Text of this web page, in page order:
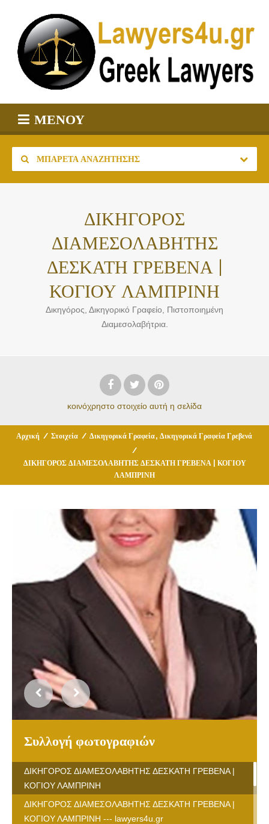
ΜΕΝΟΎ
ΜΠΑΡΈΤΑ ΑΝΑΖΉΤΗΣΗΣ
ΔΙΚΗΓΟΡΟΣ
ΔΙΑΜΕΣΟΛΑΒΗΤΗΣ
ΔΕΣΚΑΤΗ ΓΡΕΒΕΝΑ |
ΚΟΓΙΟΥ ΛΑΜΠΡΙΝΗ
Δικηγόρος, Δικηγορικό Γραφείο, Πιστοποιημένη
Διαμεσολαβήτρια.
κοινόχρηστο στοιχείο αυτή η σελίδα
Αρχική / Στοιχεία / Δικηγορικά Γραφεία, Δικηγορικά Γραφεία Γρεβενά
/
ΔΙΚΗΓΟΡΟΣ ΔΙΑΜΕΣΟΛΑΒΗΤΗΣ ΔΕΣΚΑΤΗ ΓΡΕΒΕΝΑ | ΚΟΓΙΟΥ
ΛΑΜΠΡΙΝΗ
Συλλογή φωτογραφιών
ΔΙΚΗΓΟΡΟΣ ΔΙΑΜΕΣΟΛΑΒΗΤΗΣ ΔΕΣΚΑΤΗ ΓΡΕΒΕΝΑ |
ΚΟΓΙΟΥ ΛΑΜΠΡΙΝΗ
ΔΙΚΗΓΟΡΟΣ ΔΙΑΜΕΣΟΛΑΒΗΤΗΣ ΔΕΣΚΑΤΗ ΓΡΕΒΕΝΑ |
ΚΟΓΙΟΥ ΛΑΜΠΡΙΝΗ --- lawyers4u.gr